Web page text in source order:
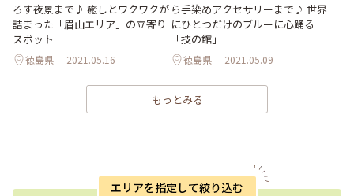
ろす夜景まで♪ 癒しとワクワクが
詰まった「眉山エリア」の立寄り
スポット
徳島県 2021.05.16
ら手染めアクセサリーまで♪ 世界
にひとつだけのブルーに心踊る
「技の館」
徳島県 2021.05.09
もっとみる
エリアを指定して絞り込む